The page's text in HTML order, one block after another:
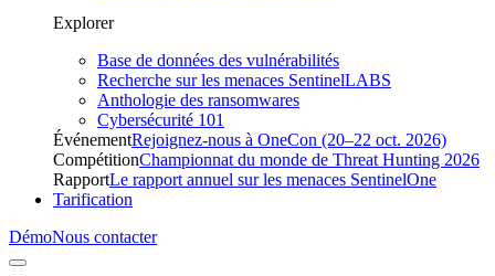
Explorer
Base de données des vulnérabilités
Recherche sur les menaces SentinelLABS
Anthologie des ransomwares
Cybersécurité 101
ÉvénementRejoignez-nous à OneCon (20–22 oct. 2026)
CompétitionChampionnat du monde de Threat Hunting 2026
RapportLe rapport annuel sur les menaces SentinelOne
Tarification
DémoNous contacter